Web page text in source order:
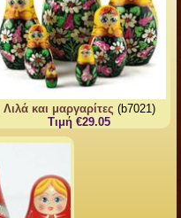
Λιλά και μαργαρίτες (b7021)
Τιμή €29.05